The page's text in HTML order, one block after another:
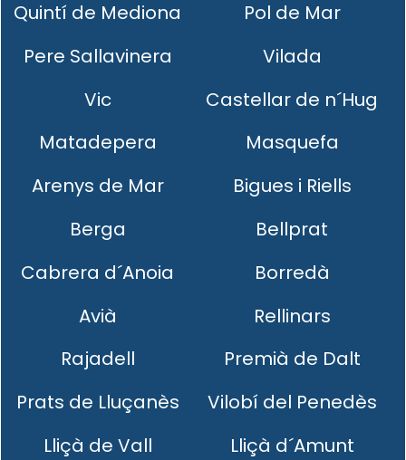
Quintí de Mediona
Pol de Mar
Pere Sallavinera
Vilada
Vic
Castellar de n´Hug
Matadepera
Masquefa
Arenys de Mar
Bigues i Riells
Berga
Bellprat
Cabrera d´Anoia
Borredà
Avià
Rellinars
Rajadell
Premià de Dalt
Prats de Lluçanès
Vilobí del Penedès
Lliçà de Vall
Lliçà d´Amunt